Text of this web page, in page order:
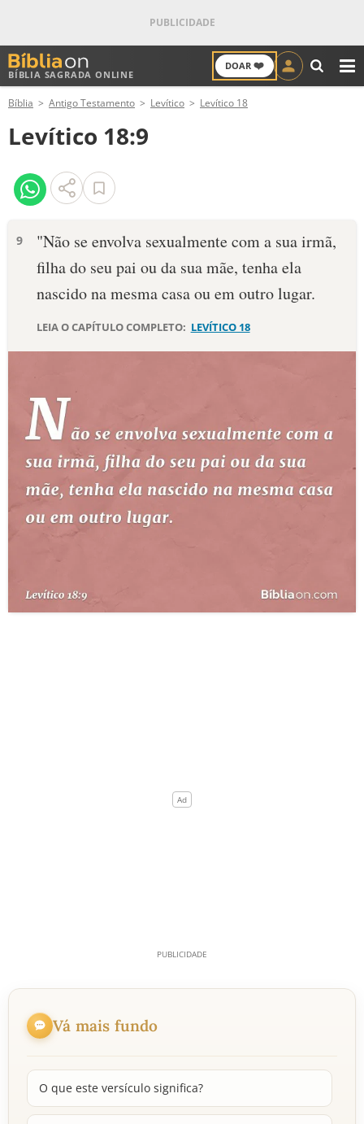
BÍBLIA SAGRADA ONLINE
DOAR ❤️
ANTIGO TESTAMENTO
NOVO TESTAMENTO
VERSÍCULOS
PALAVRA DO DIA
DEVOCIONAL DIÁRIO
10 MANDAMENTOS
ESTUDOS BÍBLICOS
ESBOÇOS DE PREGAÇÃO
TEMAS
TERMO BÍBLICO
Bíblia Antigo Testamento Levítico Levítico 18
Levítico 18:9
9
"Não se envolva sexualmente com a sua irmã,
filha do seu pai ou da sua mãe, tenha ela
nascido na mesma casa ou em outro lugar.
LEIA O CAPÍTULO COMPLETO: LEVÍTICO 18
Vá mais fundo
O que este versículo significa?